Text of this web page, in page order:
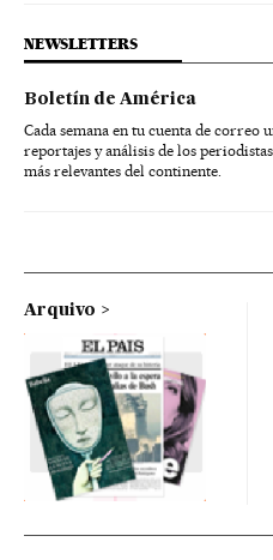
NEWSLETTERS
Boletín de América
Cada semana en tu cuenta de correo
reportajes y análisis de los
más relevantes del continente.
Arquivo